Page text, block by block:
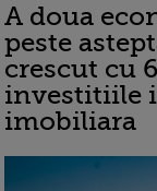
A doua
peste
crescut cu
investitiile
imobiliara